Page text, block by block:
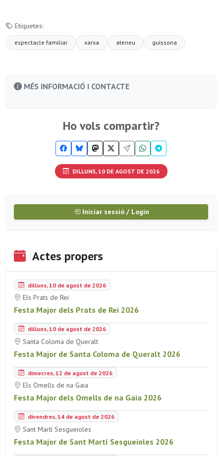
Etiquetes:
espectacle familiar xarxa ateneu guissona
MÉS INFORMACIÓ I CONTACTE
Ho vols compartir?
DILLUNS, 10 DE AGOST DE 2026
Iniciar sessió / Login
Actes propers
dilluns, 10 de agost de 2026
Els Prats de Rei
Festa Major dels Prats de Rei 2026
dilluns, 10 de agost de 2026
Santa Coloma de Queralt
Festa Major de Santa Coloma de Queralt 2026
dimecres, 12 de agost de 2026
Els Omells de na Gaia
Festa Major dels Omells de na Gaia 2026
divendres, 14 de agost de 2026
Sant Martí Sesgueioles
Festa Major de Sant Martí Sesgueioles 2026